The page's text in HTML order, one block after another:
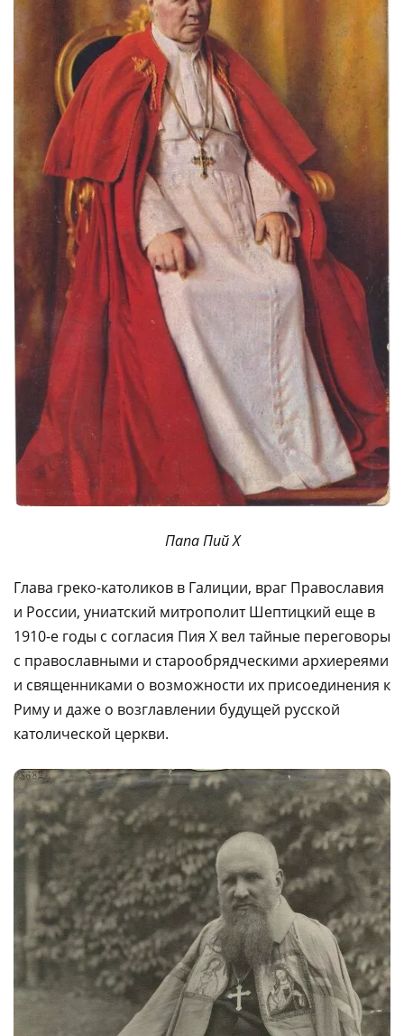
Папа Пий Х
Глава греко-католиков в Галиции, враг Православия
и России, униатский митрополит Шептицкий еще в
1910-е годы с согласия Пия X вел тайные переговоры
с православными и старообрядческими архиереями
и священниками о возможности их присоединения к
Риму и даже о возглавлении будущей русской
католической церкви.